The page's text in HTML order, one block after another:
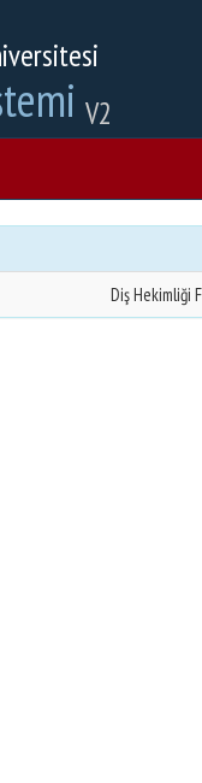
V2
Diş Hekimliği